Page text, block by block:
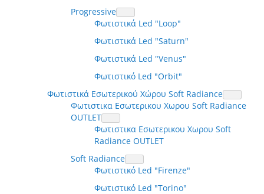
Progressive
Φωτιστικά Led "Loop"
Φωτιστικά Led "Saturn"
Φωτιστικά Led "Venus"
Φωτιστικό Led "Orbit"
Φωτιστικά Εσωτερικού Χώρου Soft Radiance
Φωτιστικα Εσωτερικου Χωρου Soft Radiance
OUTLET
Φωτιστικα Εσωτερικου Χωρου Soft
Radiance OUTLET
Soft Radiance
Φωτιστικό Led "Firenze"
Φωτιστικό Led "Torino"